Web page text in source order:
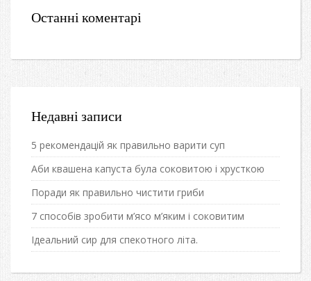
Останні коментарі
Недавні записи
5 рекомендацій як правильно варити суп
Аби квашена капуста була соковитою і хрусткою
Поради як правильно чистити гриби
7 способів зробити м’ясо м’яким і соковитим
Ідеальний сир для спекотного літа.